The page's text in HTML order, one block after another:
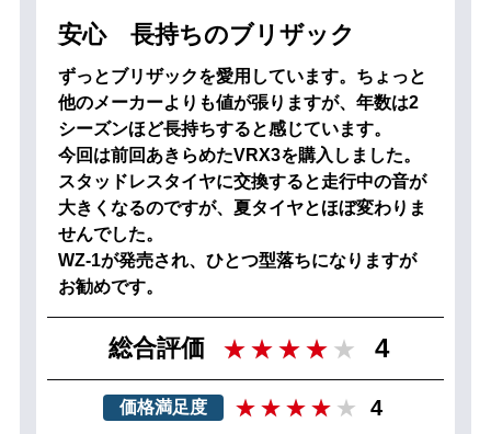
安心 長持ちのブリザック
ずっとブリザックを愛用しています。ちょっと
他のメーカーよりも値が張りますが、年数は2
シーズンほど長持ちすると感じています。
今回は前回あきらめたVRX3を購入しました。
スタッドレスタイヤに交換すると走行中の音が
大きくなるのですが、夏タイヤとほぼ変わりま
せんでした。
WZ-1が発売され、ひとつ型落ちになりますが
お勧めです。
総合評価 4
価格満足度 4